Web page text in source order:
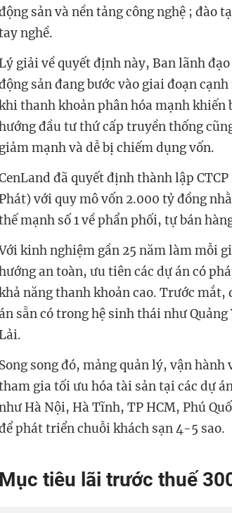
sản và nền tảng công nghệ ; đào
nghề.
giải về quyết định này, Ban lãnh
sản đang bước vào giai đoạn
thanh khoản phân hóa mạnh khiến
đầu tư thứ cấp truyền thống
giảm mạnh và dễ bị chiếm dụng vốn.
đã quyết định thành lập
với quy mô vốn 2.000 tỷ đồng
mạnh số 1 về phẩn phối, tự bán
kinh nghiệm gần 25 năm làm mỗi
an toàn, ưu tiên các dự án có
năng thanh khoản cao. Trước
sẵn có trong hệ sinh thái như
Song song đó, mảng quản lý, vận hành
gia tối ưu hóa tài sản tại các dự
Hà Nội, Hà Tĩnh, TP HCM, Phú
phát triển chuỗi khách sạn 4-5 sao.
Mục tiêu lãi trước thuế